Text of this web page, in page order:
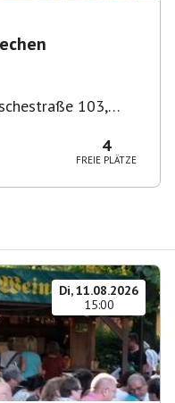
103,
4
FREIE PLÄTZE
Di, 11.08.2026
15:00